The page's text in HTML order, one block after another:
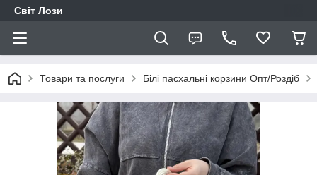
Світ Лози
Товари та послуги Білі пасхальні корзини Опт/Роздіб